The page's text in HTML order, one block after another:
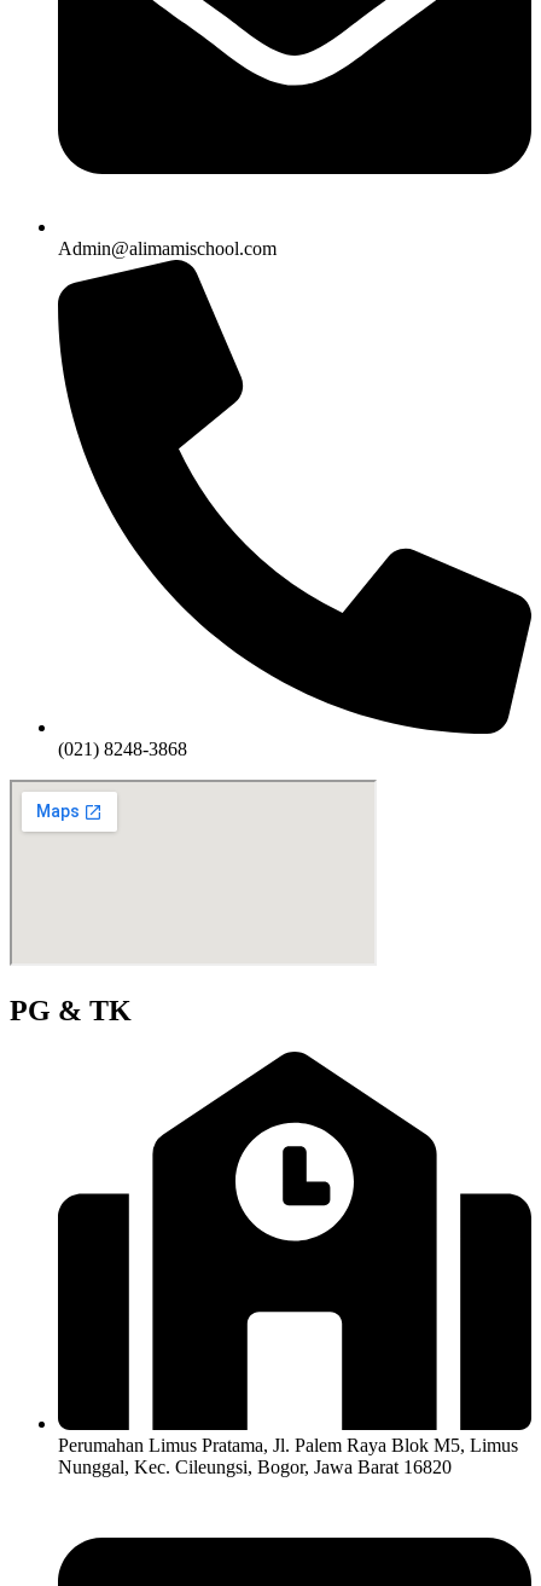
Admin@alimamischool.com
(021) 8248-3868
PG & TK
Perumahan Limus Pratama, Jl. Palem Raya Blok M5, Limus
Nunggal, Kec. Cileungsi, Bogor, Jawa Barat 16820